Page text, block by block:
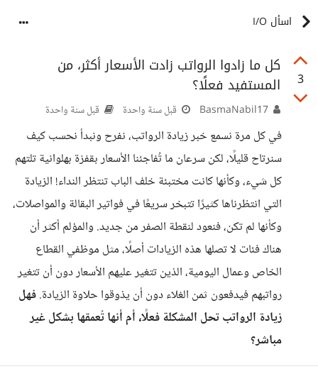
اسأل I/O
3
كل ما زادوا الرواتب زادت الأسعار أكثر، من
المستفيد فعلًا؟
قبل سنة واحدة قبل سنة واحدة
في كل مرة نسمع خبر زيادة الرواتب، نفرح ونبدأ نحسب كيف
سنرتاح قليلًا، لكن سرعان ما تُفاجئنا الأسعار بقفزة بهلوانية تلتهم
كل شيء، وكأنها كانت مختبئة خلف الباب تنتظر النداء! الزيادة
التي انتظرناها كثيرًا تتبخر سريعًا في فواتير البقالة والمواصلات،
وكأنها لم تكن، فنعود لنقطة الصفر من جديد. والمؤلم أكثر أن
هناك فئات لا تصلها هذه الزيادات أصلًا، مثل موظفي القطاع
الخاص وعمال اليومية، الذين تتغير عليهم الأسعار دون أن تتغير
رواتبهم فيدفعون ثمن الغلاء دون أن يذوقوا حلاوة الزيادة.فهل
زيادة الرواتب تحل المشكلة فعلًا، أم أنها تُعمقها بشكل غير
مباشر؟